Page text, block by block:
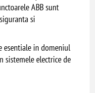
ABB sunt
si
esentiale in domeniul
sistemele electrice de